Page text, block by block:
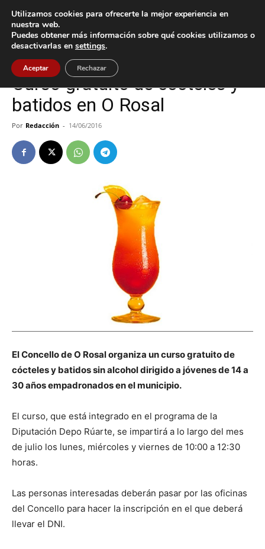
Inicio Cultura / Ocio
Cultura / Ocio O Rosal
Curso gratuito de cócteles y
batidos en O Rosal
Por Redacción - 14/06/2016
El Concello de O Rosal organiza un curso gratuito de
cócteles y batidos sin alcohol dirigido a jóvenes de 14 a
30 años empadronados en el municipio.
El curso, que está integrado en el programa de la
Diputación Depo Rúarte, se impartirá a lo largo del mes
de julio los lunes, miércoles y viernes de 10:00 a 12:30
horas.
Las personas interesadas deberán pasar por las oficinas
del Concello para hacer la inscripción en el que deberá
llevar el DNI.
Utilizamos cookies para ofrecerte la mejor experiencia en
nuestra web.
Puedes obtener más información sobre qué cookies utilizamos o
desactivarlas en settings.
Aceptar Rechazar